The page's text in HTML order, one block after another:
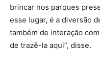
brincar nos parques
esse lugar, é a diversão
também de interação
de trazê-la aqui”, disse.